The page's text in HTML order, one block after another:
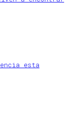
esta